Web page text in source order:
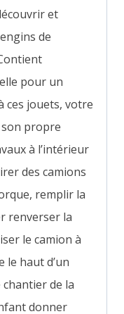
et
de
pour un
ces jouets, votre
propre
à l’intérieur
des camions
remplir la
renverser la
le camion à
haut d’un
chantier de la
donner